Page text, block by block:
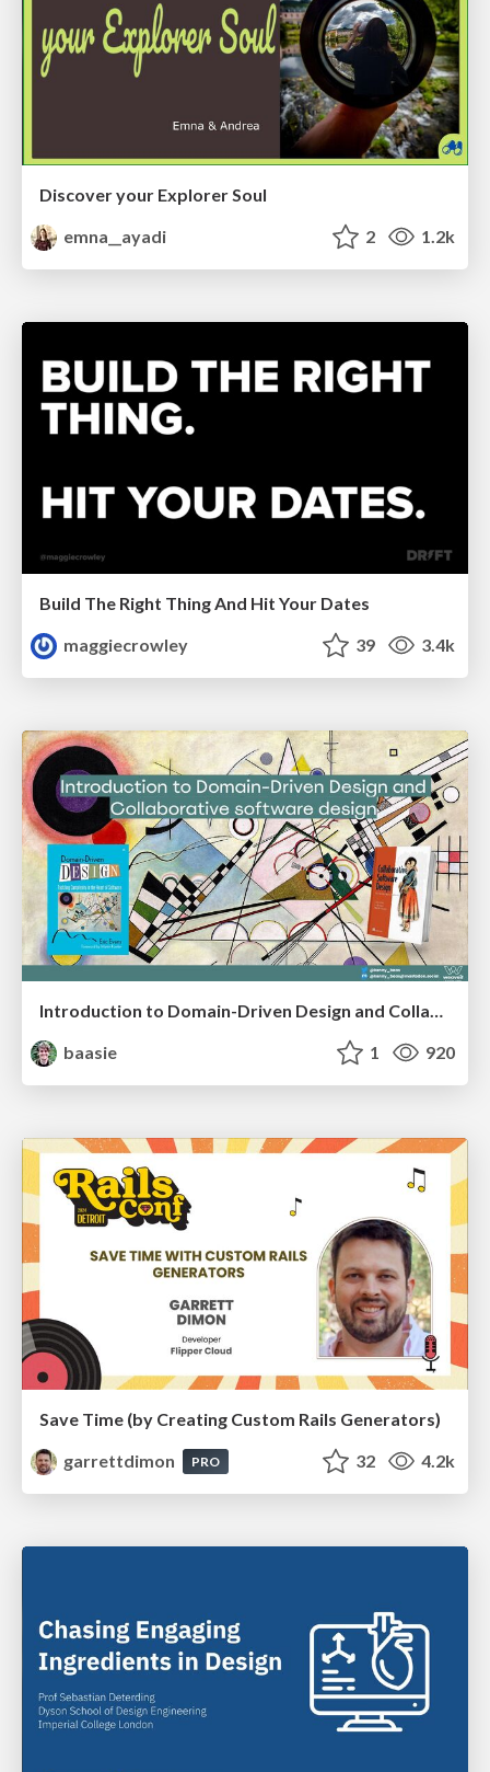
Discover your Explorer Soul
emna__ayadi
2 1.2k
Build The Right Thing And Hit Your Dates
maggiecrowley
39 3.4k
Introduction to Domain-Driven Design and Collaborative software design
baasie
1 920
Save Time (by Creating Custom Rails Generators)
garrettdimon
PRO 32 4.2k